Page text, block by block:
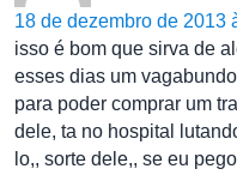
18 de dezembro de 2013
isso é bom que sirva de
esses dias um
para poder comprar um
dele, ta no hospital
lo,, sorte dele,, se eu